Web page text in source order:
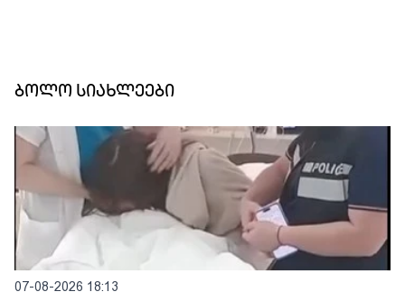
ბოლო სიახლეები
07-08-2026 18:13